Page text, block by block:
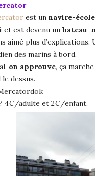
est un navire-école
et est devenu un bateau-
aimé plus
des marins à bord.
on approuve, ça
dessus.
4€/adulte et 2€/enfant.